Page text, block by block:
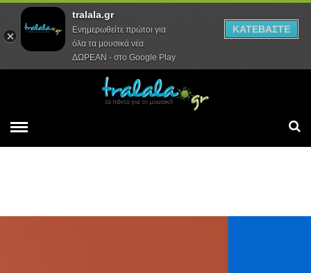
Αρχική Συνεντεύξεις Ρεπορτάζ
tralala.gr
Ενημερωθείτε πρώτοι για
όλα τα μουσικά νέα
ΔΩΡΕΑΝ - στο Google Play
ΚΑΤΕΒΑΣΤΕ